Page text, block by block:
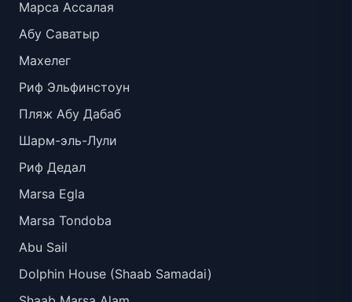
Марса Ассалая
Абу Саватыр
Махелег
Риф Эльфинстоун
Пляж Абу Дабаб
Шарм-эль-Лули
Риф Дедал
Marsa Egla
Marsa Tondoba
Abu Sail
Dolphin House (Shaab Samadai)